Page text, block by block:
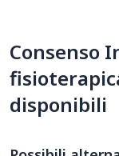
Consenso
disponibili